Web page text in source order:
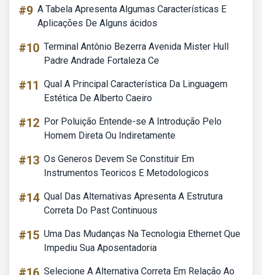
#9 A Tabela Apresenta Algumas Características E
Aplicações De Alguns ácidos
#10 Terminal Antônio Bezerra Avenida Mister Hull
Padre Andrade Fortaleza Ce
#11 Qual A Principal Característica Da Linguagem
Estética De Alberto Caeiro
#12 Por Poluição Entende-se A Introdução Pelo
Homem Direta Ou Indiretamente
#13 Os Generos Devem Se Constituir Em
Instrumentos Teoricos E Metodologicos
#14 Qual Das Alternativas Apresenta A Estrutura
Correta Do Past Continuous
#15 Uma Das Mudanças Na Tecnologia Ethernet Que
Impediu Sua Aposentadoria
Selecione A Alternativa Correta Em Relação Ao